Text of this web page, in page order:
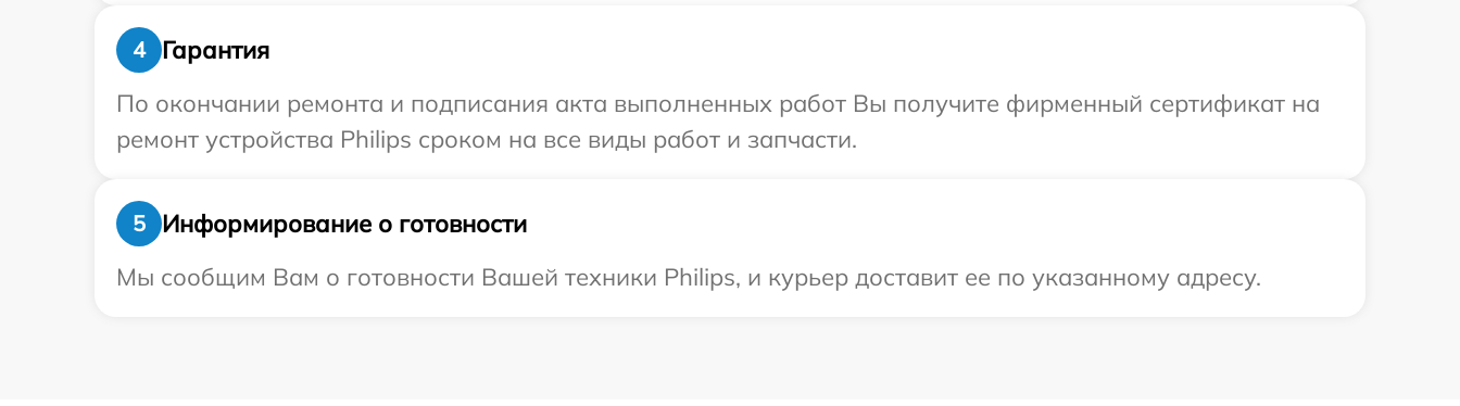
4
Гарантия
По окончании ремонта и подписания акта выполненных работ Вы получите фирменный сертификат на
ремонт устройства Philips сроком на все виды работ и запчасти.
5
Информирование о готовности
Мы сообщим Вам о готовности Вашей техники Philips, и курьер доставит ее по указанному адресу.